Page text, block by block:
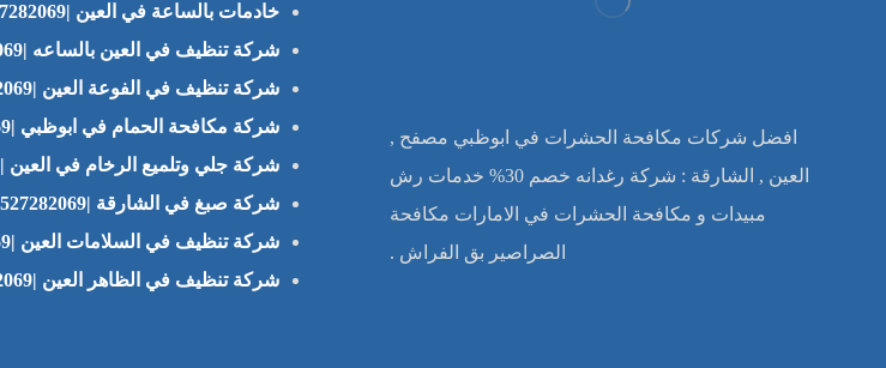
افضل شركات مكافحة الحشرات في ابوظبي مصفح ,
العين , الشارقة : شركة رغدانه خصم 30% خدمات رش
مبيدات و مكافحة الحشرات في الامارات مكافحة
الصراصير بق الفراش .
خادمات بالساعة في العين |0527282069
شركة تنظيف في العين بالساعه |0527282069
شركة تنظيف في الفوعة العين |0527282069
شركة مكافحة الحمام في ابوظبي |0527282069
شركة جلي وتلميع الرخام في العين |0527282069
شركة صبغ في الشارقة |0527282069| صباغ رخيص
شركة تنظيف في السلامات العين |0527282069
شركة تنظيف في الظاهر العين |0527282069